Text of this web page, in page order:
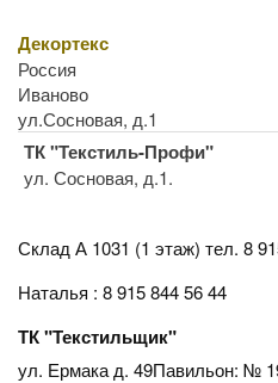
Декортекс
Россия
Иваново
ул.Сосновая, д.1
ТК "Текстиль-Профи"
ул. Сосновая, д.1.
Склад А 1031 (1 этаж) тел. 8
Наталья : 8 915 844 56 44
ТК "Текстильщик"
ул. Ермака д. 49Павильон: №